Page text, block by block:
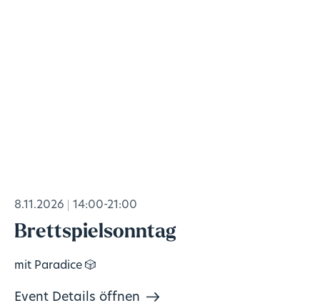
8.11.2026 14:00-21:00
Brettspielsonntag
mit Paradice 🎲
Event Details öffnen